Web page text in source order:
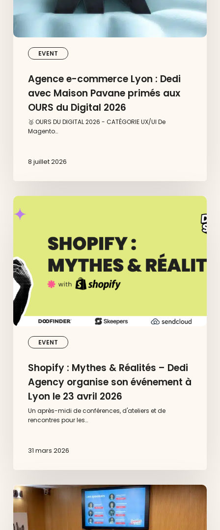
EVENT
OURS
Digital
Agence e-commerce Lyon : Dedi
avec Maison Pavane primés aux
OURS du Digital 2026
🥈 OURS DU DIGITAL 2026 - CATÉGORIE UX/UI De
Magento…
8 juillet 2026
EVENT
Shopify
Mythes
Dedi
Agency
organise
son
événement
à
Lyon
le
Shopify : Mythes & Réalités – Dedi
Agency organise son événement à
Lyon le 23 avril 2026
Un après-midi de conférences, d'ateliers et de
rencontres pour les…
31 mars 2026
Dedi
x
Shopify
Aix-